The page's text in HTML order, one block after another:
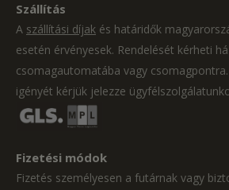
Szállítás
A szállítási díjak és határidők
esetén érvényesek. Rendelését kérheti
csomagautomatába vagy csomagpontra. Külföldi szállítási
igényét kérjük jelezze
Fizetési módok
Fizetés személyesen a futárnak vagy